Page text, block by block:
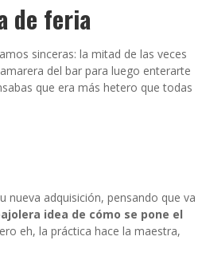
de feria
sinceras: la mitad de las veces
del bar para luego enterarte
que era más hetero que todas
adquisición, pensando que va
idea de cómo se pone el
eh, la práctica hace la maestra,